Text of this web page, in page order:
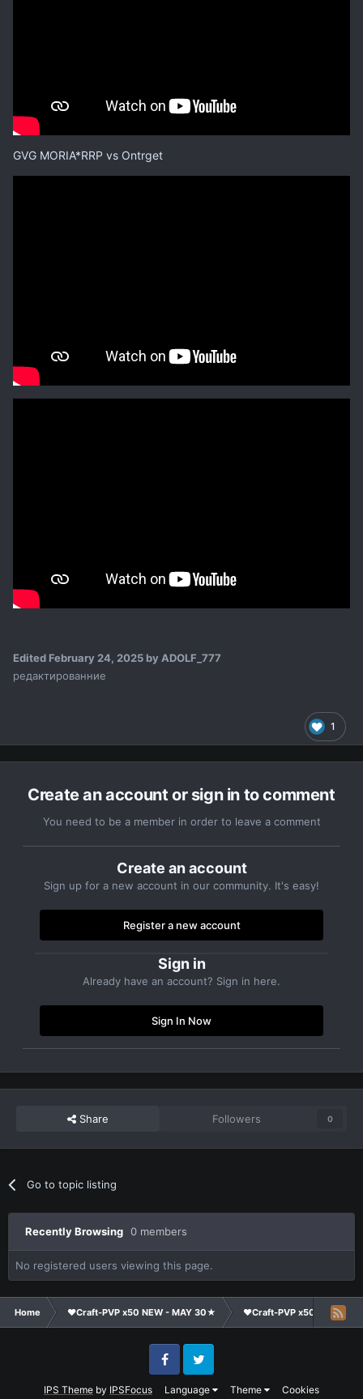
GVG MORIA*RRP vs Ontrget
Edited February 24, 2025 by ADOLF_777
редактированние
1
Create an account or sign in to comment
You need to be a member in order to leave a comment
Create an account
Sign up for a new account in our community. It's easy!
Register a new account
Sign in
Already have an account? Sign in here.
Sign In Now
Share Followers 0
Go to topic listing
Recently Browsing 0 members
No registered users viewing this page.
Home ❤Craft-PVP x50 NEW - MAY 30★ ❤Craft-PVP x50★
IPS Theme by IPSFocus Language Theme Cookies
FacebookTwitter